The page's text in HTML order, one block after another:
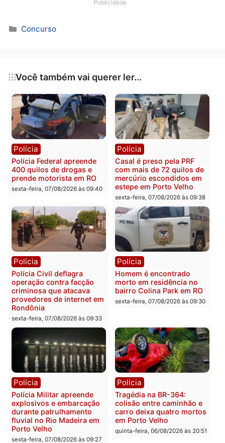
Auxiliar de padeiro
Açougueiro
Cadastre aqui seu currículo aqui
Publicidade
Categorias
Concurso
Você também vai querer ler...
Polícia
Polícia Federal apreende
400 quilos de drogas e
prende motorista em RO
sexta-feira, 07/08/2026 às 09:40
Polícia
Casal é preso pela PRF
com mais de 72 quilos
sexta-feira, 07/08/2026 às
Polícia
Polícia Civil deflagra
operação contra facção
criminosa que atacava
Polícia
Homem é encontrado
morto em residência no
bairro Colina Park em RO